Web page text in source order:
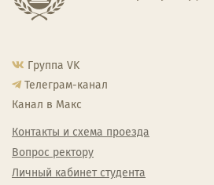
Группа VK
Телеграм-канал
Канал в Макс
Контакты и схема проезда
Вопрос ректору
Личный кабинет студента